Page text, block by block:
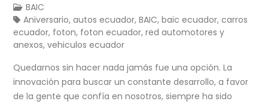
BAIC
Aniversario,autos ecuador,BAIC,baic ecuador,carros
ecuador, foton, foton ecuador,red automotores y
anexos,vehiculos ecuador
Quedarnos sin hacer nada jamás fue una opción. La
innovación para buscar un constante desarrollo, a favor
de la gente que confía en nosotros, siempre ha sido